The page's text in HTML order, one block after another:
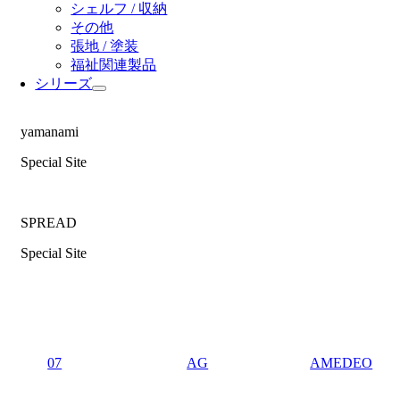
シェルフ / 収納
その他
張地 / 塗装
福祉関連製品
シリーズ
yamanami
Special Site
SPREAD
Special Site
07 AG AMEDEO